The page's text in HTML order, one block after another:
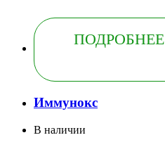
ПОДРОБНЕЕ
Иммунокс
В наличии